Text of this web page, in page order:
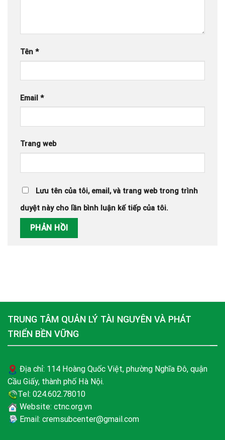
Tên *
Email *
Trang web
Lưu tên của tôi, email, và trang web trong trình
duyệt này cho lần bình luận kế tiếp của tôi.
TRUNG TÂM QUẢN LÝ TÀI NGUYÊN VÀ PHÁT
TRIỂN BỀN VỮNG
Địa chỉ: 114 Hoàng Quốc Việt, phường Nghĩa Đô, quận
Cầu Giấy, thành phố Hà Nội.
Tel: 024.602.78010
Website: ctnc.org.vn
Email: cremsubcenter@gmail.com